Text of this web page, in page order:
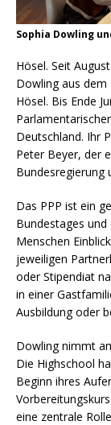
Sophia Dowling
Hösel. Seit
Dowling aus dem
Hösel. Bis Ende
Deutschland. Ihr
Peter Beyer, der
Bundesregierung
Das PPP ist ein
Bundestages und
Menschen
jeweiligen
oder Stipendiat
in einer
Ausbildung oder
Dowling nimmt
Die Highschool
Beginn ihres
eine zentrale